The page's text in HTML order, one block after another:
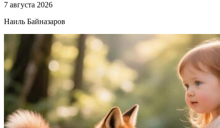
7 августа 2026
Наиль Байназаров